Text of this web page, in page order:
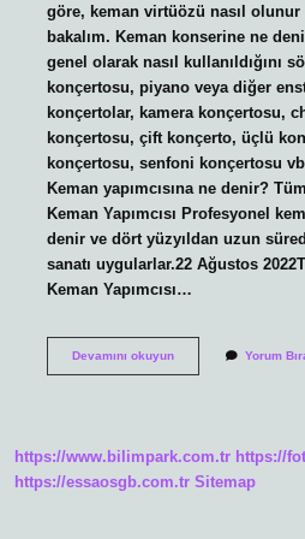
göre, keman virtüözü nasıl olunur
bakalım. Keman konserine ne
genel olarak nasıl kullanıldığını
konçertosu, piyano veya diğer
konçertolar, kamera konçertosu,
konçertosu, çift konçerto, üçlü
konçertosu, senfoni konçertosu
Keman yapımcısına ne denir?
Keman Yapımcısı Profesyonel
denir ve dört yüzyıldan uzun
sanatı uygularlar.22 Ağustos
Keman Yapımcısı…
Devamını okuyunKeman
Yorum
https://www.bilimpark.com.tr https://
https://essaosgb.com.tr Sitemap